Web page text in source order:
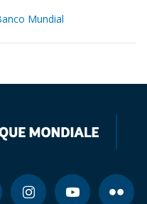
Mundial